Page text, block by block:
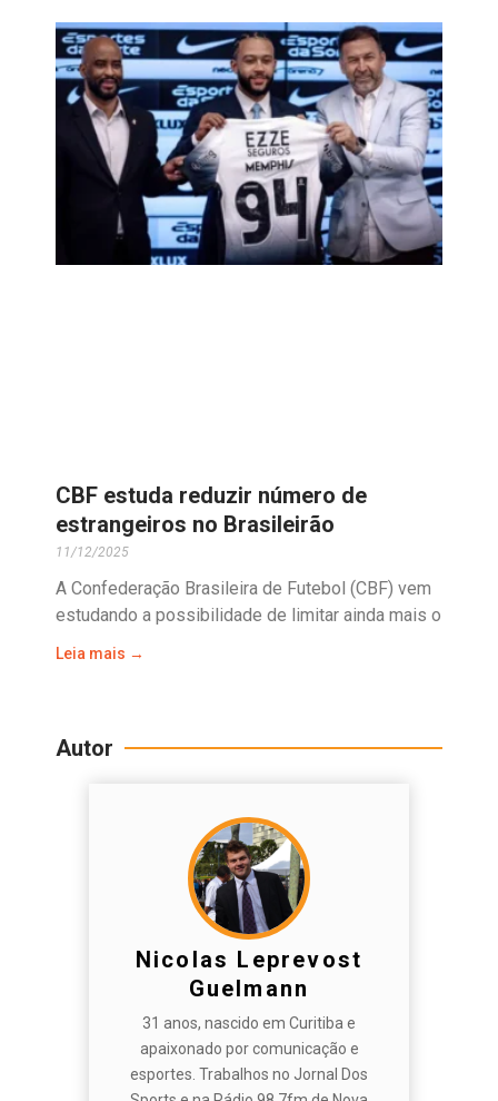
CBF estuda reduzir número de
estrangeiros no Brasileirão
11/12/2025
A Confederação Brasileira de Futebol (CBF) vem
estudando a possibilidade de limitar ainda mais o
Leia mais →
Autor
Nicolas Leprevost
Guelmann
31 anos, nascido em Curitiba e
apaixonado por comunicação e
esportes. Trabalhos no Jornal Dos